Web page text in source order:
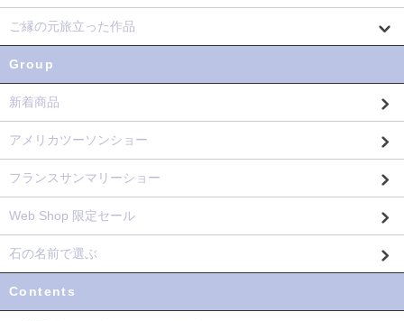
ご縁の元旅立った作品
Group
新着商品
アメリカツーソンショー
フランスサンマリーショー
Web Shop 限定セール
石の名前で選ぶ
Contents